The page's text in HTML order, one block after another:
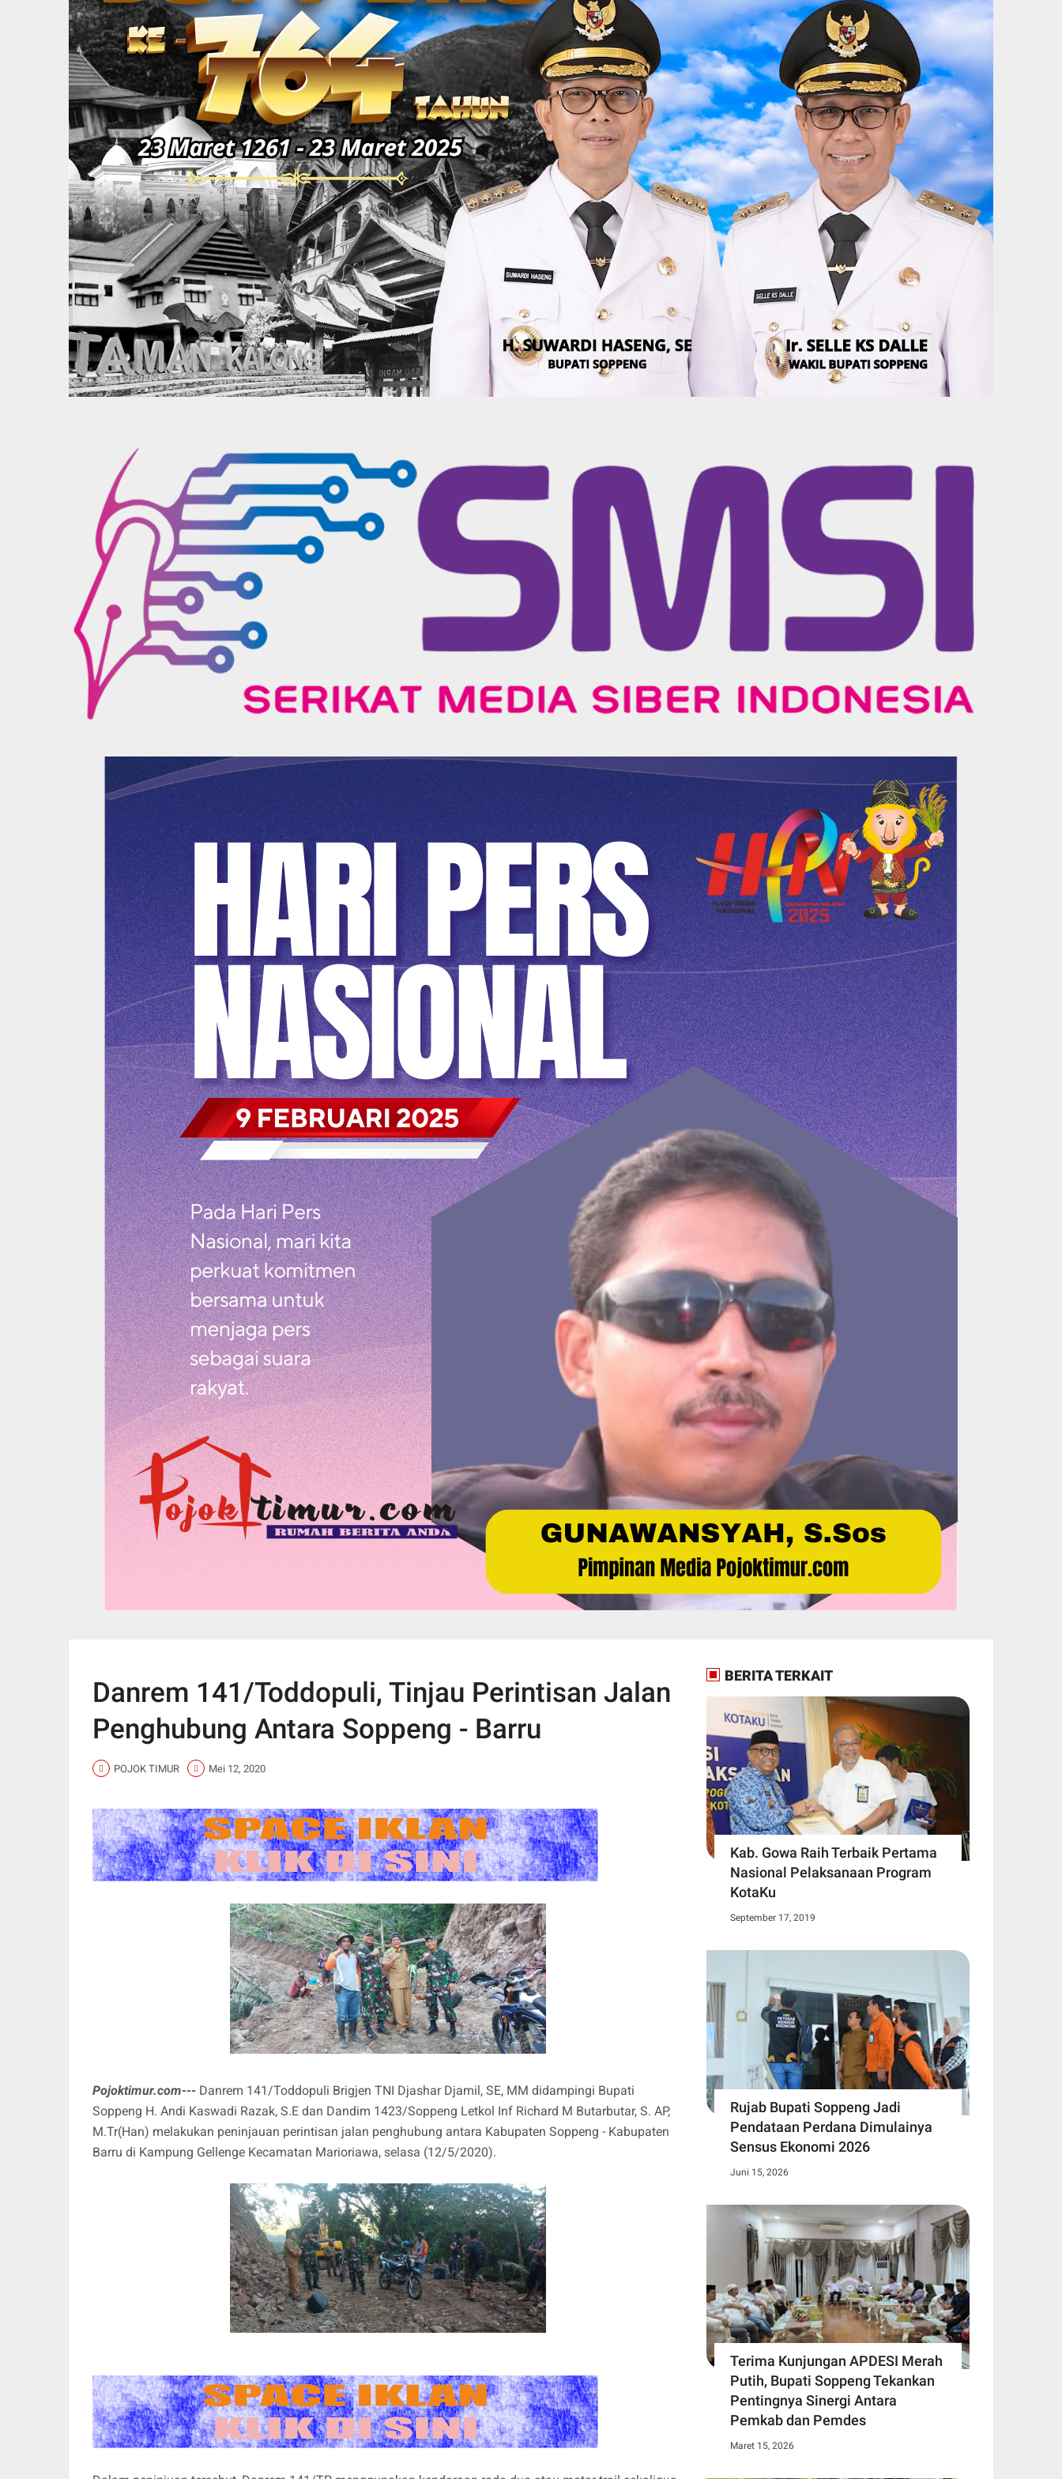
Danrem 141/Toddopuli, Tinjau Perintisan Jalan
Penghubung Antara Soppeng - Barru
POJOK TIMUR Mei 12, 2020
Pojoktimur.com--- Danrem 141/Toddopuli Brigjen TNI Djashar Djamil, SE, MM didampingi Bupati
Soppeng H. Andi Kaswadi Razak, S.E dan Dandim 1423/Soppeng Letkol Inf Richard M Butarbutar, S. AP,
M.Tr(Han) melakukan peninjauan perintisan jalan penghubung antara Kabupaten Soppeng - Kabupaten
Barru di Kampung Gellenge Kecamatan Marioriawa, selasa (12/5/2020).
BERITA TERKAIT
Kab. Gowa Raih Terbaik Pertama
Nasional Pelaksanaan Program
KotaKu
September 17, 2019
Rujab Bupati Soppeng Jadi
Pendataan Perdana Dimulainya
Sensus Ekonomi 2026
Juni 15, 2026
Terima Kunjungan APDESI Merah
Putih, Bupati Soppeng Tekankan
Pentingnya Sinergi Antara
Pemkab dan Pemdes
Maret 15, 2026